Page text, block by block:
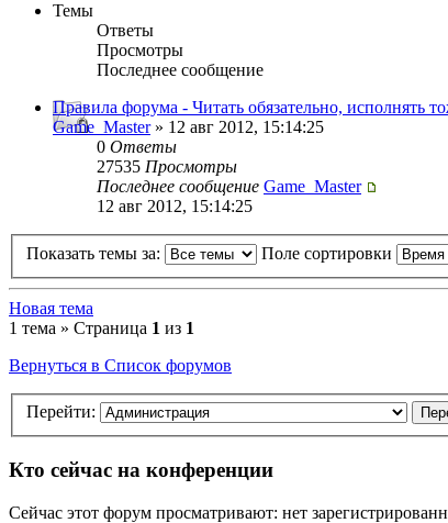
Темы
Ответы
Просмотры
Последнее сообщение
Правила форума - Читать обязательно, исполнять
Game_Master» 12 авг 2012, 15:14:25
0 Ответы
27535 Просмотры
Последнее сообщение Game_Master
12 авг 2012, 15:14:25
Показать темы за: Поле сортировки
Новая тема
1 тема » Страница 1 из 1
Вернуться в Список форумов
Перейти:
Кто сейчас на конференции
Сейчас этот форум просматривают: нет